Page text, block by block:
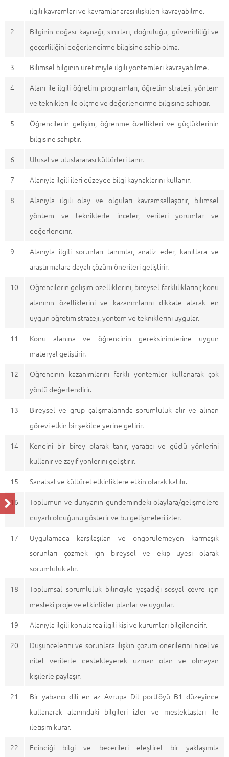
ilgili kavramları ve kavramlar arası ilişkileri kavrayabilme.
2
Bilginin doğası kaynağı, sınırları, doğruluğu, güvenirliliği ve
geçerliliğini değerlendirme bilgisine sahip olma.
3
Bilimsel bilginin üretimiyle ilgili yöntemleri kavrayabilme.
4
Alanı ile ilgili öğretim programları, öğretim strateji, yöntem
ve teknikleri ile ölçme ve değerlendirme bilgisine sahiptir.
5
Öğrencilerin gelişim, öğrenme özellikleri ve güçlüklerinin
bilgisine sahiptir.
6
Ulusal ve uluslararası kültürleri tanır.
7
Alanıyla ilgili ileri düzeyde bilgi kaynaklarını kullanır.
8
Alanıyla ilgili olay ve olguları kavramsallaştırır, bilimsel
yöntem ve tekniklerle inceler, verileri yorumlar ve
değerlendirir.
9
Alanıyla ilgili sorunları tanımlar, analiz eder, kanıtlara ve
araştırmalara dayalı çözüm önerileri geliştirir.
10
Öğrencilerin gelişim özelliklerini, bireysel farklılıklarını; konu
alanının özelliklerini ve kazanımlarını dikkate alarak en
uygun öğretim strateji, yöntem ve tekniklerini uygular.
11
Konu alanına ve öğrencinin gereksinimlerine uygun
materyal geliştirir.
12
Öğrencinin kazanımlarını farklı yöntemler kullanarak çok
yönlü değerlendirir.
13
Bireysel ve grup çalışmalarında sorumluluk alır ve alınan
görevi etkin bir şekilde yerine getirir.
14
Kendini bir birey olarak tanır, yaratıcı ve güçlü yönlerini
kullanır ve zayıf yönlerini geliştirir.
15
Sanatsal ve kültürel etkinliklere etkin olarak katılır.
16
Toplumun ve dünyanın gündemindeki olaylara/gelişmelere
duyarlı olduğunu gösterir ve bu gelişmeleri izler.
17
Uygulamada karşılaşılan ve öngörülemeyen karmaşık
sorunları çözmek için bireysel ve ekip üyesi olarak
sorumluluk alır.
18
Toplumsal sorumluluk bilinciyle yaşadığı sosyal çevre için
mesleki proje ve etkinlikler planlar ve uygular.
19
Alanıyla ilgili konularda ilgili kişi ve kurumları bilgilendirir.
20
Düşüncelerini ve sorunlara ilişkin çözüm önerilerini nicel ve
nitel verilerle destekleyerek uzman olan ve olmayan
kişilerle paylaşır.
21
Bir yabancı dili en az Avrupa Dil portföyü B1 düzeyinde
kullanarak alanındaki bilgileri izler ve meslektaşları ile
iletişim kurar.
22
Edindiği bilgi ve becerileri eleştirel bir yaklaşımla